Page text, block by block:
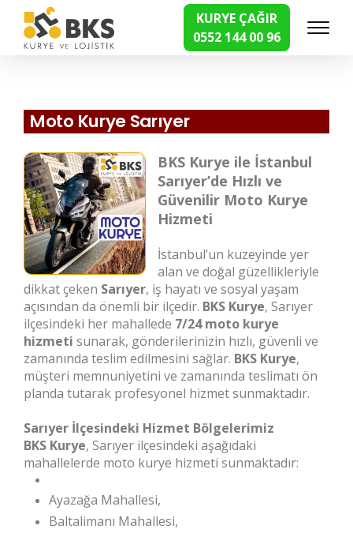
KURYE ÇAĞIR
0552 144 00 96
Hızlı Kurye Hizmetleri
Moto Kurye Sarıyer
BKS Kurye ile İstanbul
Sarıyer’de Hızlı ve
Güvenilir Moto Kurye
Hizmeti
İstanbul’un kuzeyinde yer
alan ve doğal güzellikleriyle
dikkat çeken Sarıyer, iş hayatı ve sosyal yaşam
açısından da önemli bir ilçedir. BKS Kurye, Sarıyer
ilçesindeki her mahallede 7/24 moto kurye
hizmeti sunarak, gönderilerinizin hızlı, güvenli ve
zamanında teslim edilmesini sağlar. BKS Kurye,
müşteri memnuniyetini ve zamanında teslimatı ön
planda tutarak profesyonel hizmet sunmaktadır.
Sarıyer İlçesindeki Hizmet Bölgelerimiz
BKS Kurye, Sarıyer ilçesindeki aşağıdaki
mahallelerde moto kurye hizmeti sunmaktadır:
Ayazağa Mahallesi,
Baltalimanı Mahallesi,